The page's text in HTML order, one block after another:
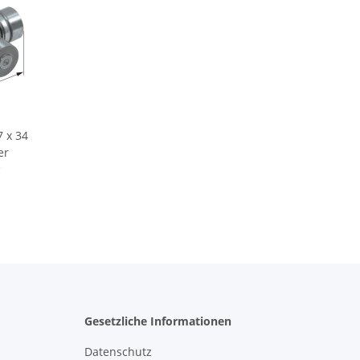
x 34
Gesetzliche Informationen
Datenschutz